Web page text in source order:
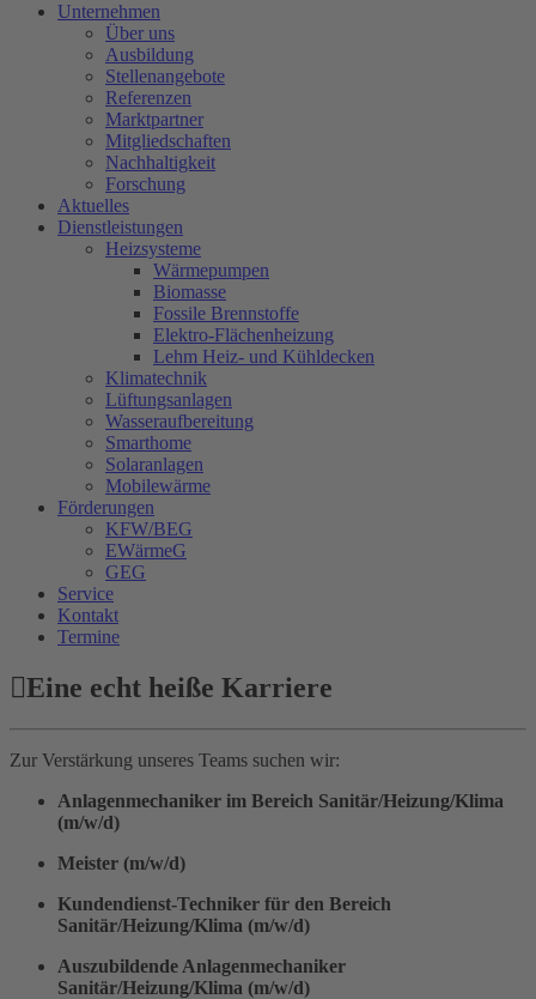
Unternehmen
Über uns
Ausbildung
Stellenangebote
Referenzen
Marktpartner
Mitgliedschaften
Nachhaltigkeit
Forschung
Aktuelles
Dienstleistungen
Heizsysteme
Wärmepumpen
Biomasse
Fossile Brennstoffe
Elektro-Flächenheizung
Lehm Heiz- und Kühldecken
Klimatechnik
Lüftungsanlagen
Wasseraufbereitung
Smarthome
Solaranlagen
Mobilewärme
Förderungen
KFW/BEG
EWärmeG
GEG
Service
Kontakt
Termine
Eine echt heiße Karriere
Zur Verstärkung unseres Teams suchen wir:
Anlagenmechaniker im Bereich Sanitär/Heizung/Klima
(m/w/d)
Meister (m/w/d)
Kundendienst-Techniker für den Bereich
Sanitär/Heizung/Klima (m/w/d)
Auszubildende Anlagenmechaniker
Sanitär/Heizung/Klima (m/w/d)